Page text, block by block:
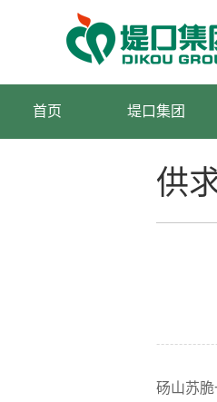
首页 堤口集团
供
砀山苏